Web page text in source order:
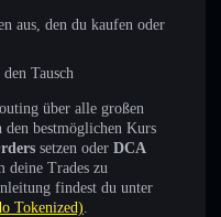
aus, den du kaufen oder
Tausch
über alle großen
bestmöglichen Kurs
setzen oder DCA
deine Trades zu
findest du unter
Tokenized).